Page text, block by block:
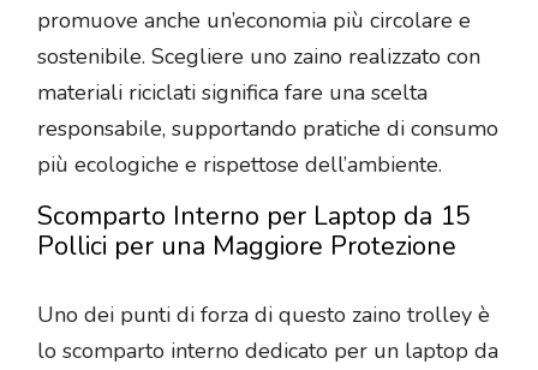
promuove anche un’economia più circolare e
sostenibile. Scegliere uno zaino realizzato con
materiali riciclati significa fare una scelta
responsabile, supportando pratiche di consumo
più ecologiche e rispettose dell’ambiente.
Scomparto Interno per Laptop da 15
Pollici per una Maggiore Protezione
Uno dei punti di forza di questo zaino trolley è
lo scomparto interno dedicato per un laptop da